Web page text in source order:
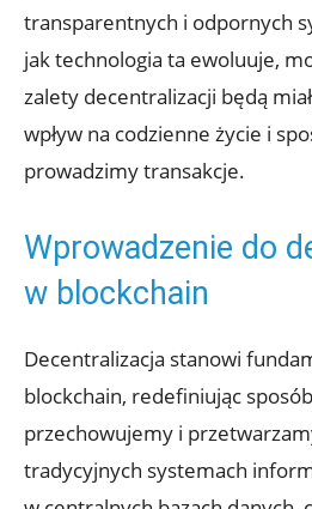
transparentnych i odpornych
jak technologia⁢ ta ewoluuje,
zalety decentralizacji będą
wpływ na codzienne życie i⁤
prowadzimy transakcje.
Wprowadzenie ‌do
w ⁣blockchain
Decentralizacja stanowi
blockchain, redefiniując⁣
przechowujemy i⁢
tradycyjnych systemach